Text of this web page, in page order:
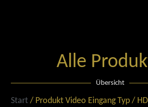
Alle
Übersicht
Start / Produkt Video Eingang Typ /